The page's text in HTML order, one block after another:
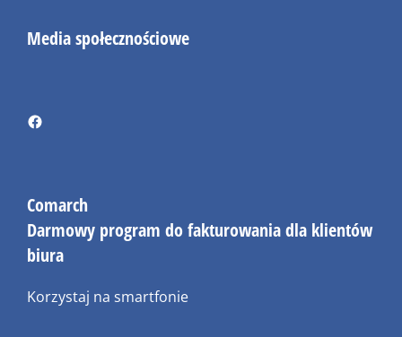
Media społecznościowe
Comarch
Darmowy program do fakturowania dla klientów
biura
Korzystaj na smartfonie